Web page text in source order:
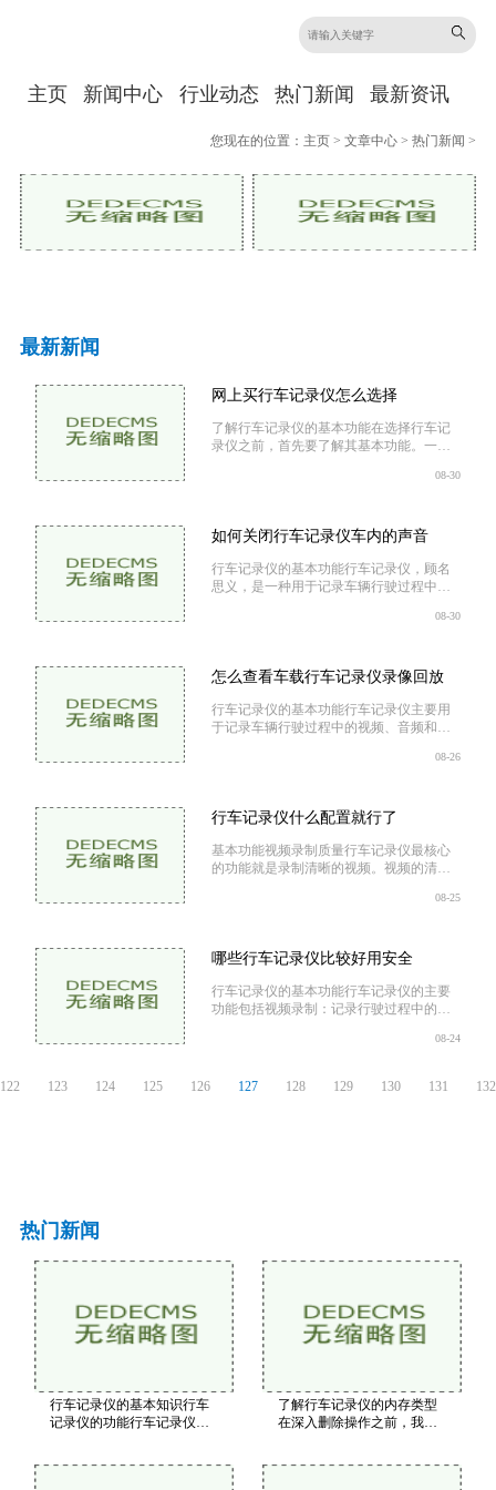
主页 新闻中心 行业动态 热门新闻 最新资讯
您现在的位置： 主页 >文章中心 >热门新闻 >
最新新闻
网上买行车记录仪怎么选择
了解行车记录仪的基本功能在选择行车记
录仪之前，首先要了解其基本功能。一般
制：这是行车记录仪最基本的功能。高清
能够提升图像的清晰度，确保
08-30
如何关闭行车记录仪车内的声音
行车记录仪的基本功能行车记录仪，顾名
思义，是一种用于记录车辆行驶过程中的
能视频录制：记录行驶过程中的视频，方
应：当发生碰撞时，自动保存相
08-30
怎么查看车载行车记录仪录像回放
行车记录仪的基本功能行车记录仪主要用
于记录车辆行驶过程中的视频、音频和
续记录行车过程，便于事后查看。碰撞感
覆盖，确保始终有最新的视
08-26
行车记录仪什么配置就行了
基本功能视频录制质量行车记录仪最核心
的功能就是录制清晰的视频。视频的清晰
息。视角
08-25
哪些行车记录仪比较好用安全
行车记录仪的基本功能行车记录仪的主要
功能包括视频录制：记录行驶过程中的视
制：当存储卡满时，自动覆盖最旧的视
当行车记录仪感应到碰撞时，自动保存前
08-24
122 123 124 125 126 127 128 129 130 131 132
热门新闻
行车记录仪的基本知识行车
记录仪的功能行车记录仪的
了解行车记录仪的内存类型
在深入删除操作之前，我们